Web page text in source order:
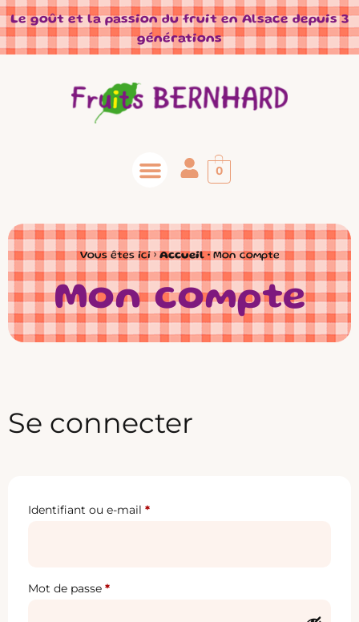
Le goût et la passion du fruit en Alsace depuis 3
générations
0
Vous êtes ici › Accueil• Mon compte
Mon compte
Se connecter
Identifiant ou e-mail *
Mot de passe *
Panneau de gestion des cookies